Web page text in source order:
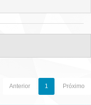
Anterior 1 Próximo